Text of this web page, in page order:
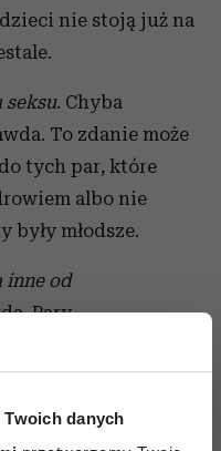
danych
nie stoją już na
seksu. Chyba
To zdanie może
tych par, które
albo nie
były młodsze.
inne od
Pary
problemy i trudy
kiedy jesteś